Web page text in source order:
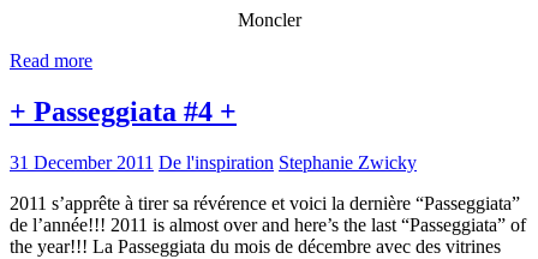
Moncler
Read more
+ Passeggiata #4 +
31 December 2011 De l'inspiration Stephanie Zwicky
2011 s’apprête à tirer sa révérence et voici la dernière “Passeggiata”
de l’année!!! 2011 is almost over and here’s the last “Passeggiata” of
the year!!! La Passeggiata du mois de décembre avec des vitrines